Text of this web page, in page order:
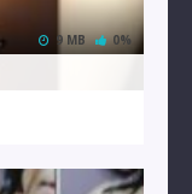
9 MB 0%